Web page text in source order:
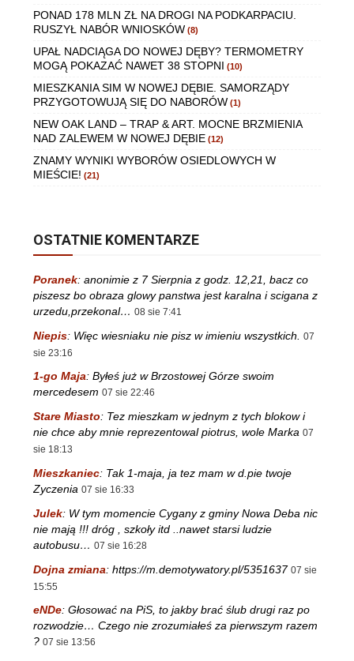
PONAD 178 MLN ZŁ NA DROGI NA PODKARPACIU.
RUSZYŁ NABÓR WNIOSKÓW (8)
UPAŁ NADCIĄGA DO NOWEJ DĘBY? TERMOMETRY
MOGĄ POKAZAĆ NAWET 38 STOPNI (10)
MIESZKANIA SIM W NOWEJ DĘBIE. SAMORZĄDY
PRZYGOTOWUJĄ SIĘ DO NABORÓW (1)
NEW OAK LAND – TRAP & ART. MOCNE BRZMIENIA
NAD ZALEWEM W NOWEJ DĘBIE (12)
ZNAMY WYNIKI WYBORÓW OSIEDLOWYCH W
MIEŚCIE! (21)
OSTATNIE KOMENTARZE
Poranek: anonimie z 7 Sierpnia z godz. 12,21, bacz co
piszesz bo obraza glowy panstwa jest karalna i scigana z
urzedu,przekonal… 08 sie 7:41
Niepis: Więc wiesniaku nie pisz w imieniu wszystkich.
07
sie 23:16
1-go Maja: Byłeś już w Brzostowej Górze swoim
mercedesem 07 sie 22:46
Stare Miasto: Tez mieszkam w jednym z tych blokow i
nie chce aby mnie reprezentowal piotrus, wole Marka 07
sie 18:13
Mieszkaniec: Tak 1-maja, ja tez mam w d.pie twoje
Zyczenia 07 sie 16:33
Julek: W tym momencie Cygany z gminy Nowa Deba nic
nie mają !!! dróg , szkoły itd ..nawet starsi ludzie
autobusu… 07 sie 16:28
Dojna zmiana: https://m.demotywatory.pl/5351637 07 sie
15:55
eNDe: Głosować na PiS, to jakby brać ślub drugi raz po
rozwodzie… Czego nie zrozumiałeś za pierwszym razem
? 07 sie 13:56